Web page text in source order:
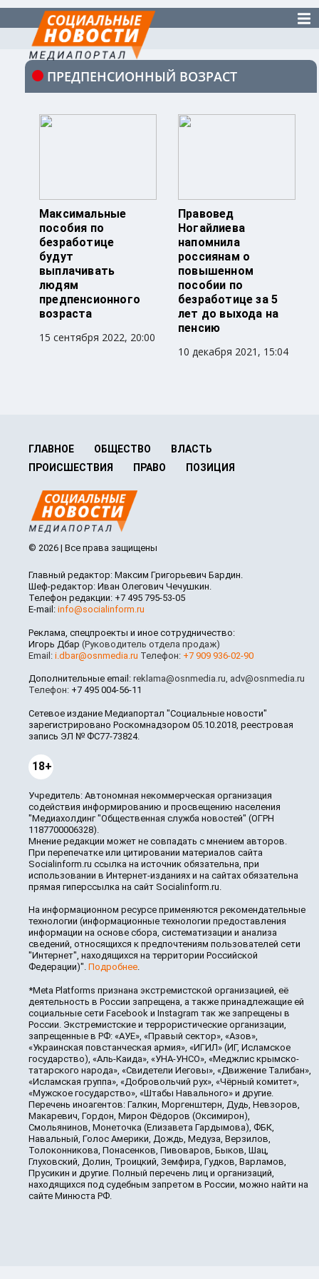
ПРЕДПЕНСИОННЫЙ ВОЗРАСТ
Максимальные
пособия по
безработице
будут
выплачивать
людям
предпенсионного
возраста
15 сентября 2022, 20:00
Правовед
Ногайлиева
напомнила
россиянам о
повышенном
пособии по
безработице за 5
лет до выхода на
пенсию
10 декабря 2021, 15:04
ГЛАВНОЕ ОБЩЕСТВО
ВЛАСТЬ
ПРОИСШЕСТВИЯ
ПРАВО ПОЗИЦИЯ
© 2026 | Все права защищены
Главный редактор: Максим Григорьевич Бардин.
Шеф-редактор: Иван Олегович Чечушкин.
Телефон редакции: +7 495 795-53-05
E-mail: info@socialinform.ru
Реклама, спецпроекты и иное сотрудничество:
Игорь Дбар (Руководитель отдела продаж)
Email: i.dbar@osnmedia.ru Телефон: +7 909 936-02-90
Дополнительные email: reklama@osnmedia.ru, adv@osnmedia.ru
Телефон: +7 495 004-56-11
Сетевое издание Медиапортал "Социальные новости"
зарегистрировано Роскомнадзором 05.10.2018, реестровая
запись ЭЛ № ФС77-73824.
18+
Учредитель: Автономная некоммерческая организация
содействия информированию и просвещению населения
"Медиахолдинг "Общественная служба новостей" (ОГРН
1187700006328).
Мнение редакции может не совпадать с мнением авторов.
При перепечатке или цитировании материалов сайта
Socialinform.ru ссылка на источник обязательна, при
использовании в Интернет-изданиях и на сайтах обязательна
прямая гиперссылка на сайт Socialinform.ru.
На информационном ресурсе применяются рекомендательные
технологии (информационные технологии предоставления
информации на основе сбора, систематизации и анализа
сведений, относящихся к предпочтениям пользователей сети
"Интернет", находящихся на территории Российской
Федерации)". Подробнее.
*Meta Platforms признана экстремистской организацией, её
деятельность в России запрещена, а также принадлежащие ей
социальные сети Facebook и Instagram так же запрещены в
России. Экстремистские и террористические организации,
запрещенные в РФ: «АУЕ», «Правый сектор», «Азов»,
«Украинская повстанческая армия», «ИГИЛ» (ИГ, Исламское
государство), «Аль-Каида», «УНА-УНСО», «Меджлис крымско-
татарского народа», «Свидетели Иеговы», «Движение Талибан»,
«Исламская группа», «Добровольчий рух», «Чёрный комитет»,
«Мужское государство», «Штабы Навального» и другие.
Перечень иноагентов: Галкин, Моргенштерн, Дудь, Невзоров,
Макаревич, Гордон, Мирон Фёдоров (Оксимирон),
Смольянинов, Монеточка (Елизавета Гардымова), ФБК,
Навальный, Голос Америки, Дождь, Медуза, Верзилов,
Толоконникова, Понасенков, Пивоваров, Быков, Шац,
Глуховский, Долин, Троицкий, Земфира, Гудков, Варламов,
Прусикин и другие. Полный перечень лиц и организаций,
находящихся под судебным запретом в России, можно найти на
сайте Минюста РФ.